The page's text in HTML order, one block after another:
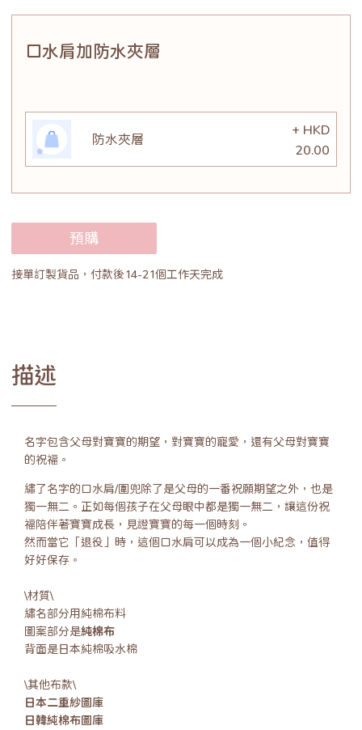
口水肩加防水夾層
防水夾層
+ HKD
20.00
預購
接單訂製貨品，付款後14-21個工作天完成
描述
名字包含父母對寶寶的期望，對寶寶的寵愛，還有父母對寶寶
的祝福。
繡了名字的口水肩/圍兜除了是父母的一番祝願期望之外，也是
獨一無二。正如每個孩子在父母眼中都是獨一無二，讓這份祝
福陪伴著寶寶成長，見證寶寶的每一個時刻。
然而當它「退役」時，這個口水肩可以成為一個小紀念，值得
好好保存。
\材質\
繡名部分用純棉布料
圖案部分是純棉布
背面是日本純棉吸水棉
\其他布款\
日本二重紗圖庫
日韓純棉布圖庫